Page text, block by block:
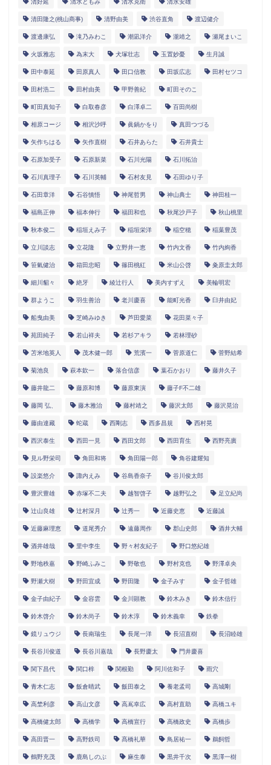
清好延 清水ともみ 清水克衛 清永安雄
清田隆之(桃山商事) 清野由美 渋谷直角 渡辺健介
渡邊康弘 滝乃みわこ 潮凪洋介 瀧靖之 瀬尾まいこ
火坂雅志 為末大 犬塚壮志 玉置妙憂 生月誠
田中泰延 田原真人 田口信教 田坂広志 田村セツコ
田村浩二 田村由美 甲野善紀 町田そのこ
町田真知子 白取春彦 白澤卓二 百田尚樹
相原コージ 相沢沙呼 眞鍋かをり 真田つづる
矢作ちはる 矢作直樹 石井あらた 石井貴士
石原加受子 石原新菜 石川光陽 石川拓治
石川真理子 石川英輔 石村友見 石田ゆり子
石田章洋 石谷慎悟 神尾哲男 神山典士 神田桂一
福島正伸 福本伸行 福田和也 秋尾沙戸子 秋山桃里
秋本俊二 稲垣えみ子 稲垣栄洋 稲空穂 稲葉豊茂
立川談志 立花隆 立野井一恵 竹内文香 竹内絢香
笹氣健治 箱田忠昭 篠田桃紅 米山公啓 粂原圭太郎
細川貂々 絶牙 綾辻行人 美内すずえ 美輪明宏
群ようこ 羽生善治 老川慶喜 能町光香 臼井由妃
船曳由美 芝崎みゆき 芦田愛菜 花田菜々子
苑田純子 若山祥夫 若杉アキラ 若林理砂
苫米地英人 茂木健一郎 荒濱一 菅原道仁 菅野結希
菊池良 萩本欽一 落合信彦 葉石かおり 藤井久子
藤井龍二 藤原和博 藤原東演 藤子F不二雄
藤岡 弘、 藤木雅治 藤村靖之 藤沢太郎 藤沢晃治
藤由達藏 蛇蔵 西剛志 西多昌規 西村晃
西沢泰生 西田一見 西田文郎 西田育生 西野亮廣
見ル野栄司 角田和将 角田陽一郎 角谷建耀知
設楽悠介 諏内えみ 谷島香奈子 谷川俊太郎
豊沢豊雄 赤塚不二夫 越智啓子 越野弘之 足立紀尚
辻山良雄 辻村深月 辻秀一 近藤史恵 近藤誠
近藤麻理恵 道尾秀介 遠藤周作 郡山史郎 酒井大輔
酒井雄哉 里中李生 野々村友紀子 野口悠紀雄
野地秩嘉 野崎ふみこ 野敬也 野村克也 野澤卓央
野瀬大樹 野田宜成 野田隆 金子みすゞ 金子哲雄
金子由紀子 金容雲 金川顕教 鈴木みき 鈴木信行
鈴木啓介 鈴木尚子 鈴木淳 鈴木義幸 鉄拳
鏡リュウジ 長南瑞生 長尾一洋 長沼直樹 長沼睦雄
長谷川俊道 長谷川嘉哉 長野慶太 門井慶喜
関下昌代 関口梓 関根勤 阿川佐和子 雨穴
青木仁志 飯倉晴武 飯田泰之 養老孟司 高城剛
高埜利彦 高山文彦 高嶌幸広 高村直助 高橋ユキ
高橋健太郎 高橋学 高橋宣行 高橋政史 高橋歩
高田晋一 高野鉄司 髙橋礼華 鳥居祐一 鵜飼哲
鶴野充茂 鹿島しのぶ 麻生泰 黒井千次 黒澤一樹